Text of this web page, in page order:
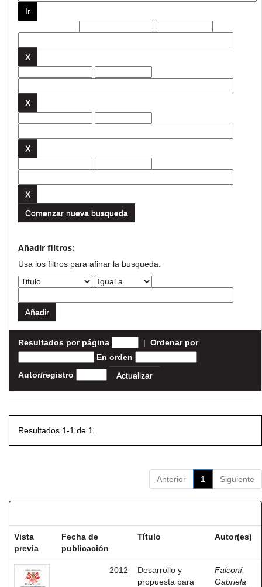
Comenzar nueva busqueda
Añadir filtros:
Usa los filtros para afinar la busqueda.
Resultados por página | Ordenar por
En orden
Autor/registro
Resultados 1-1 de 1.
Anterior 1 Siguiente
Vista
previa
Fecha de
publicación
Título Autor(es)
2012
Desarrollo y
propuesta para
Falconí,
Gabriela